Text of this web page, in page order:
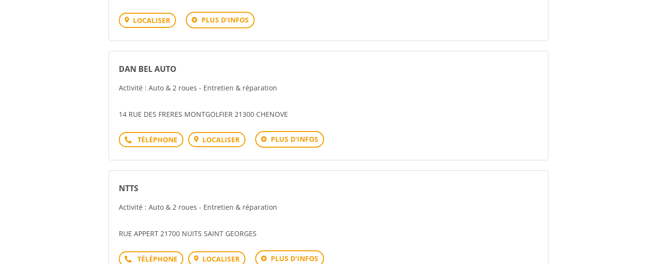
LOCALISER PLUS D'INFOS
DAN BEL AUTO
Activité : Auto & 2 roues - Entretien & réparation
14 RUE DES FRERES MONTGOLFIER 21300 CHENOVE
Téléphone LOCALISER PLUS D'INFOS
NTTS
Activité : Auto & 2 roues - Entretien & réparation
RUE APPERT 21700 NUITS SAINT GEORGES
Téléphone LOCALISER PLUS D'INFOS